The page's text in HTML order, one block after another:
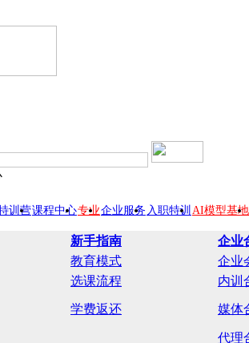
训营课程中心专业企业服务 入职特训 AI模型基地
新手指南
企业
教育模式
企业
选课流程 内训
学费返还 媒体
代理